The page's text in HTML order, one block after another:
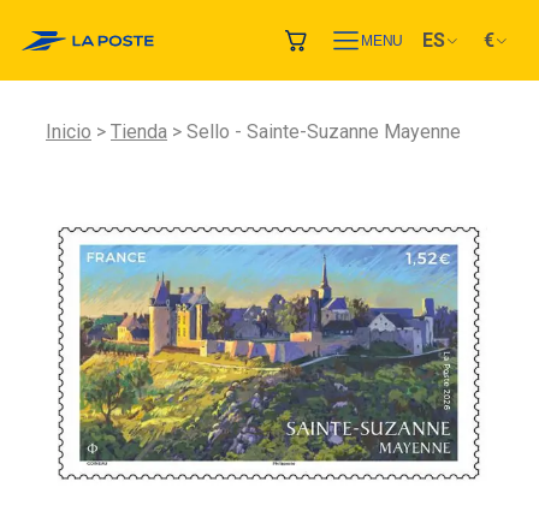
MENU ES €
Inicio Tienda Sello - Sainte-Suzanne Mayenne